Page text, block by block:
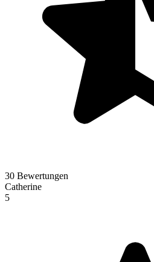
30 Bewertungen
Catherine
5